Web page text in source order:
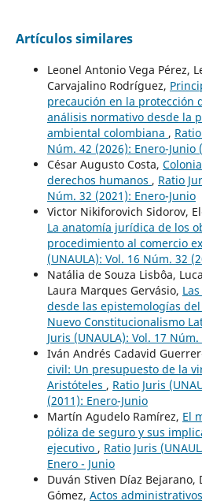
Artículos similares
Leonel Antonio Vega Pérez,
Carvajalino Rodríguez,
precaución en la protección
análisis normativo desde la
ambiental colombiana ,
Núm. 42 (2026): Enero-Junio
César Augusto Costa,
derechos humanos , Ratio
Núm. 32 (2021): Enero-Junio
Victor Nikiforovich Sidorov,
La anatomía jurídica de los
procedimiento al comercio
(UNAULA): Vol. 16 Núm. 32
Natália de Souza Lisbôa,
Laura Marques Gervásio,
desde las epistemologías
Nuevo Constitucionalismo
Juris (UNAULA): Vol. 17
Iván Andrés Cadavid
civil: Un presupuesto de la
Aristóteles , Ratio Juris
(2011): Enero-Junio
Martín Agudelo Ramírez, El
póliza de seguro y sus
ejecutivo , Ratio Juris
Enero - Junio
Duván Stiven Díaz
Gómez, Actos